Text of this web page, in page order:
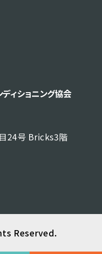
ィショニング協会
24号 Bricks3階
Reserved.